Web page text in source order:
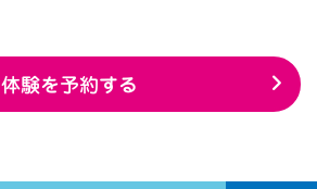
体験を予約する